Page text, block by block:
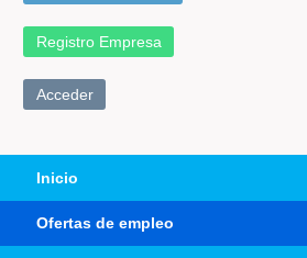
Registro Empresa
Acceder
Inicio
Ofertas de empleo